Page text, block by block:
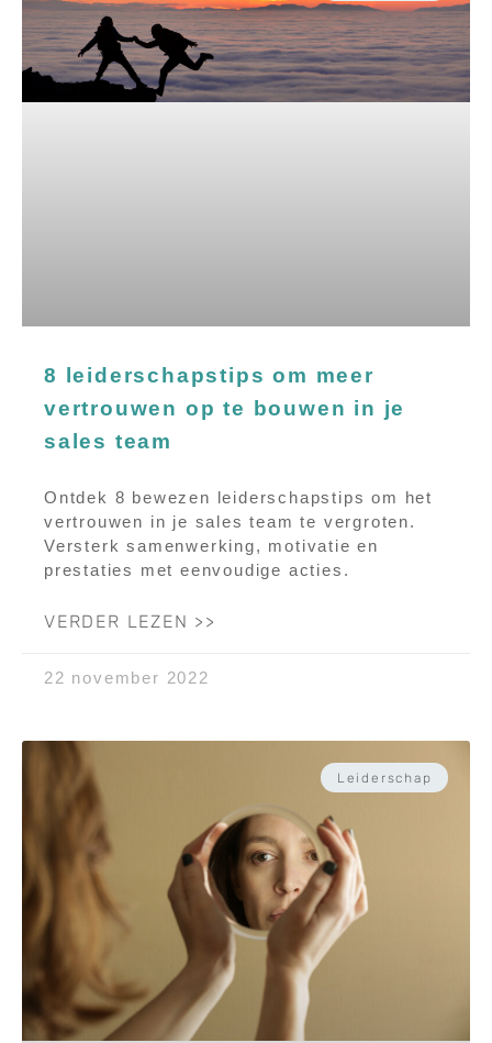
8 leiderschapstips om meer
vertrouwen op te bouwen in je
sales team
Ontdek 8 bewezen leiderschapstips om het
vertrouwen in je sales team te vergroten.
Versterk samenwerking, motivatie en
prestaties met eenvoudige acties.
VERDER LEZEN >>
22 november 2022
Leiderschap